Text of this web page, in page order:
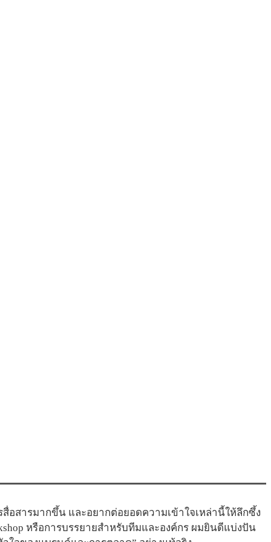
สารมากขึ้น และอยากต่อยอดความเข้าใจเหล่านี้ให้ลึกซึ้ง
หรือการบรรยายสำหรับทีมและองค์กร ผมยินดีแบ่งปัน